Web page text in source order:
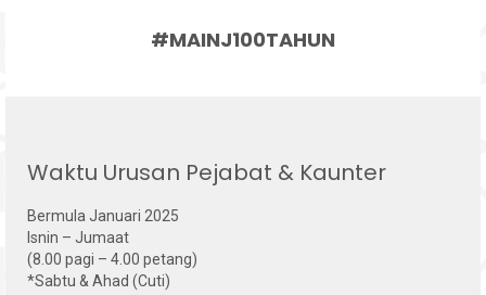
#MAINJ100TAHUN
Waktu Urusan Pejabat & Kaunter
Bermula Januari 2025
Isnin – Jumaat
(8.00 pagi – 4.00 petang)
*Sabtu & Ahad (Cuti)